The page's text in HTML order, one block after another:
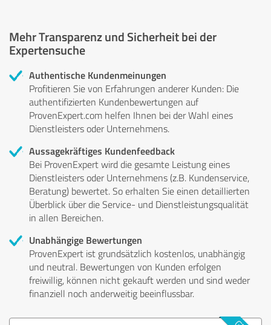
Mehr Transparenz und Sicherheit bei der
Expertensuche
Authentische Kundenmeinungen
Profitieren Sie von Erfahrungen anderer Kunden: Die
authentifizierten Kundenbewertungen auf
ProvenExpert.com helfen Ihnen bei der Wahl eines
Dienstleisters oder Unternehmens.
Aussagekräftiges Kundenfeedback
Bei ProvenExpert wird die gesamte Leistung eines
Dienstleisters oder Unternehmens (z.B. Kundenservice,
Beratung) bewertet. So erhalten Sie einen detaillierten
Überblick über die Service- und Dienstleistungsqualität
in allen Bereichen.
Unabhängige Bewertungen
ProvenExpert ist grundsätzlich kostenlos, unabhängig
und neutral. Bewertungen von Kunden erfolgen
freiwillig, können nicht gekauft werden und sind weder
finanziell noch anderweitig beeinflussbar.